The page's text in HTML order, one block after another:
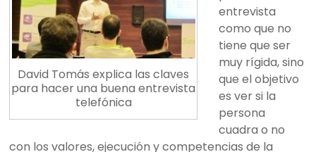
David Tomás explica las claves
para hacer una buena entrevista
telefónica
entrevista
como que no
tiene que ser
muy rígida, sino
que el objetivo
es ver si la
persona
cuadra o no
con los valores, ejecución y competencias de la